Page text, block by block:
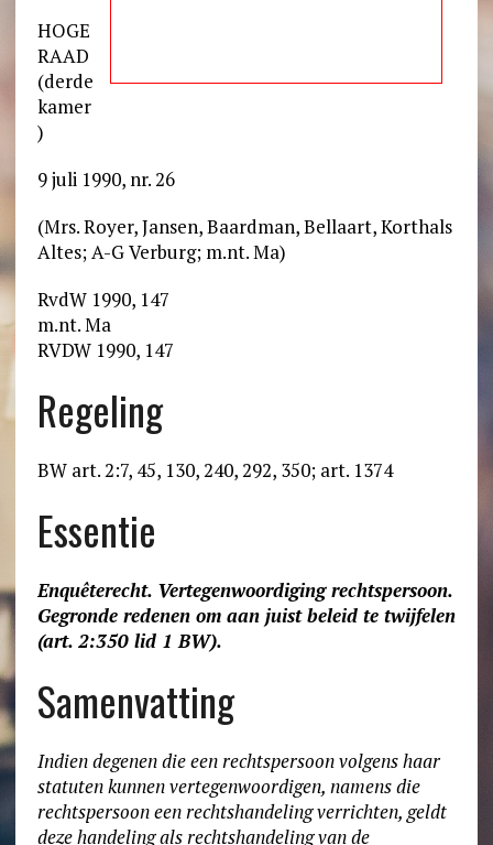
HOGE
RAAD
(derde
kamer
)
9 juli 1990, nr. 26
(Mrs. Royer, Jansen, Baardman, Bellaart, Korthals
Altes; A-G Verburg; m.nt. Ma)
RvdW 1990, 147
m.nt. Ma
RVDW 1990, 147
Regeling
BW art. 2:7, 45, 130, 240, 292, 350; art. 1374
Essentie
Enquêterecht. Vertegenwoordiging rechtspersoon.
Gegronde redenen om aan juist beleid te twijfelen
(art. 2:350 lid 1 BW).
Samenvatting
Indien degenen die een rechtspersoon volgens haar
statuten kunnen vertegenwoordigen, namens die
rechtspersoon een rechtshandeling verrichten, geldt
deze handeling als rechtshandeling van de